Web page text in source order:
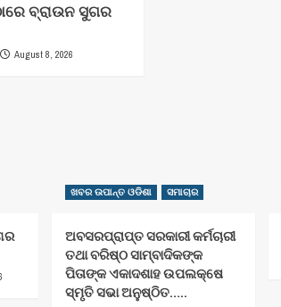
ବ୍ରାଉନ ସୁଗର
August 8, 2026
ଖବର ଉପାନ୍ତ ଓଡିଶା ସମାଚାର
ଅବସରପ୍ରାପ୍ତ ସରକାରୀ କର୍ମଚାରୀ
ତଥା ବରିଷ୍ଠ ସାମ୍ବାଦିକଙ୍କ
ପିତାଙ୍କ ଏକାଦଶାହ ଉପଲକ୍ଷେ
ସ୍ମୃତି ସଭା ଅନୁଷ୍ଠିତ…..